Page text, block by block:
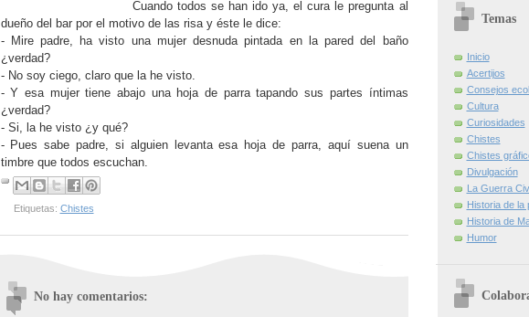
Cuando todos se han ido ya, el cura le pregunta al
dueño del bar por el motivo de las risa y éste le dice:
- Mire padre, ha visto una mujer desnuda pintada en la pared del baño
¿verdad?
- No soy ciego, claro que la he visto.
- Y esa mujer tiene abajo una hoja de parra tapando sus partes íntimas
¿verdad?
- Si, la he visto ¿y qué?
- Pues sabe padre, si alguien levanta esa hoja de parra, aquí suena un
timbre que todos escuchan.
Etiquetas: Chistes
No hay comentarios:
Temas
Inicio
Acertijos
Consejos
Cultura
Curiosidades
Chistes
Chistes
Divulgación
La Guerra
Historia de la
Historia de
Humor